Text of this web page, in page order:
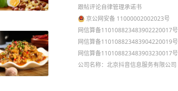
跟帖评论自律管理承诺书
京公网安备 11000002002023号
网信算备110108823483902220017号
网信算备110108823483904220019号
网信算备110108823483903230017号
公司名称：北京抖音信息服务有限公司